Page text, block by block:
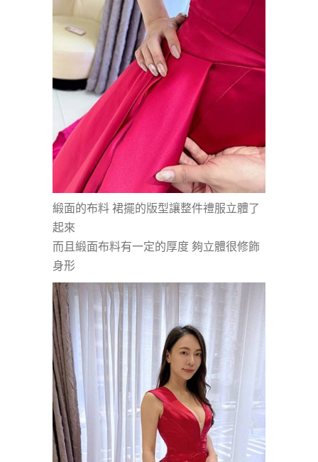
緞面的布料 裙擺的版型讓整件禮服立體了
起來
而且緞面布料有一定的厚度 夠立體很修飾
身形